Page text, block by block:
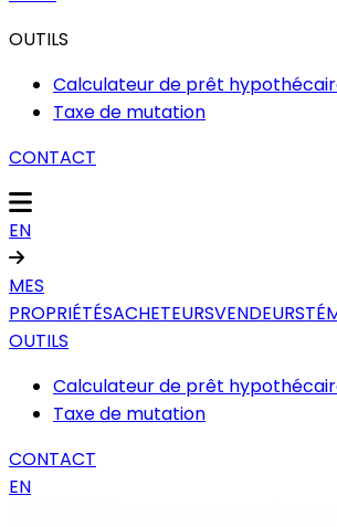
OUTILS
Calculateur de prêt
Taxe de mutation
CONTACT
EN
MES
PROPRIÉTÉSACHETEURSVENDEURS
OUTILS
Calculateur de prêt
Taxe de mutation
CONTACT
EN